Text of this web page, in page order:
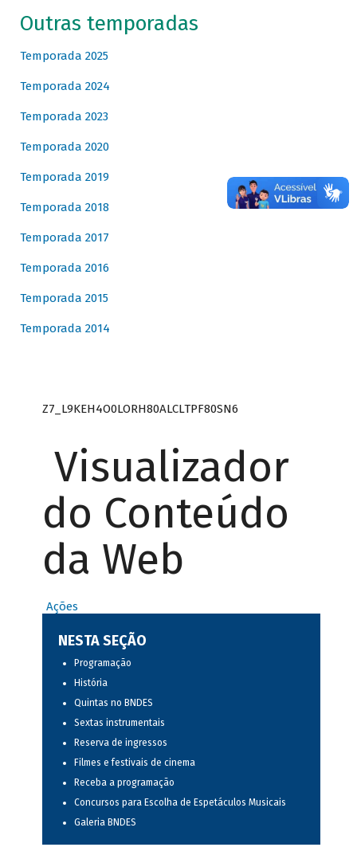
Outras temporadas
Temporada 2025
Temporada 2024
Temporada 2023
Temporada 2020
Temporada 2019
Temporada 2018
Temporada 2017
Temporada 2016
Temporada 2015
Temporada 2014
Z7_L9KEH4O0LORH80ALCLTPF80SN6
Visualizador
do Conteúdo
da Web
Ações
NESTA SEÇÃO
Programação
História
Quintas no BNDES
Sextas instrumentais
Reserva de ingressos
Filmes e festivais de cinema
Receba a programação
Concursos para Escolha de Espetáculos Musicais
Galeria BNDES